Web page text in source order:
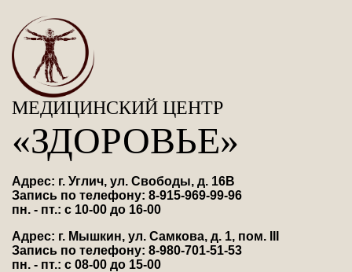
МЕДИЦИНСКИЙ ЦЕНТР
«ЗДОРОВЬЕ»
Адрес: г. Углич, ул. Свободы, д. 16В
Запись по телефону: 8-915-969-99-96
пн. - пт.: с 10-00 до 16-00
Адрес: г. Мышкин, ул. Самкова, д. 1, пом. III
Запись по телефону: 8-980-701-51-53
пн. - пт.: с 08-00 до 15-00